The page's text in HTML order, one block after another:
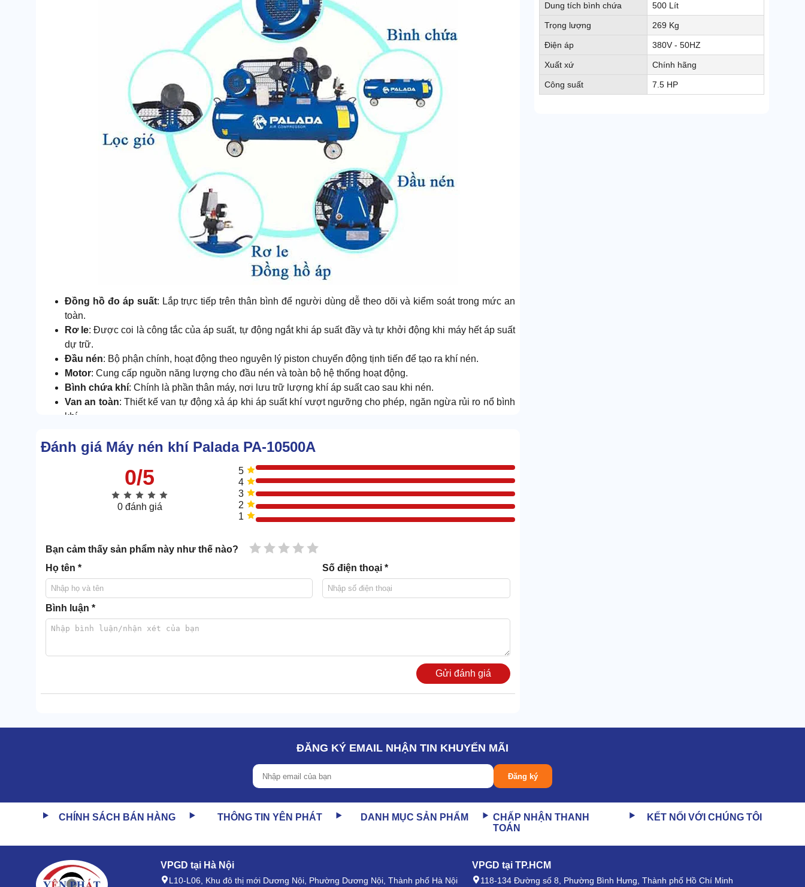
Dung tích bình chứa 500 Lít
Trọng lượng 269 Kg
Điện áp 380V - 50HZ
Xuất xứ Chính hãng
Công suất 7.5 HP
Đồng hồ đo áp suất: Lắp trực tiếp trên thân bình để người dùng dễ theo dõi và kiểm soát trong mức an
toàn.
Rơ le: Được coi là công tắc của áp suất, tự động ngắt khi áp suất đầy và tự khởi động khi máy hết áp suất
dự trữ.
Đầu nén: Bộ phận chính, hoạt động theo nguyên lý piston chuyển động tịnh tiến để tạo ra khí nén.
Motor: Cung cấp nguồn năng lượng cho đầu nén và toàn bộ hệ thống hoạt động.
Bình chứa khí: Chính là phần thân máy, nơi lưu trữ lượng khí áp suất cao sau khi nén.
Van an toàn: Thiết kế van tự động xả áp khi áp suất khí vượt ngưỡng cho phép, ngăn ngừa rủi ro nổ bình
khí.
2. Thế mạnh ghi điểm của máy nén khí Palada PA-10500A
2.1. Dung tích bình chứa 500L cực khủng
Palada PA-10500A sở hữu bình chứa khí có dung tích lên tới 500 lít. Cho phép dự trữ lượng lớn khí nén ổn
2.2. Công suất lớn, sinh khí nén liên tục
Đánh giá Máy nén khí Palada PA-10500A
0/5
0 đánh giá
5
4
3
2
1
Bạn cảm thấy sản phẩm này như thế nào? 5 sao
4 sao
3 sao
2 sao
1 sao
Họ tên * Số điện thoại *
Bình luận *
Gửi đánh giá
ĐĂNG KÝ EMAIL NHẬN TIN KHUYẾN MÃI
Đăng ký
CHÍNH SÁCH BÁN HÀNG THÔNG TIN YÊN PHÁT DANH MỤC SẢN PHẨM
CHẤP NHẬN THANH
TOÁN
KẾT NỐI VỚI CHÚNG TÔI
VPGD tại Hà Nội
L10-L06, Khu đô thị mới Dương Nội, Phường Dương Nội, Thành phố Hà Nội
VPGD tại TP.HCM
118-134 Đường số 8, Phường Bình Hưng, Thành phố Hồ Chí Minh